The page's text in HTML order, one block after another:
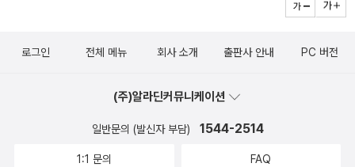
옮겨도 된다. 된장국에 새우를 넣은 이야기도 재미있다. 미역국을 고
잘 안 알려진 책을 이웃님한테 알려주는 이야기도 좋다. 우리 살림노
사진이 될 뿐 아니라, 한결같이 아름다운 꽃이다. 바라볼 줄 알면 되
고, 바라보는 눈을 다른 손길로 옮길 수 있으면 넉넉하다. ㅅㄴㄹ(숲
로그인 전체 메뉴 회사 소개 출판사 안내 PC 버전
(주)알라딘커뮤니케이션
일반문의 (발신자 부담) 1544-2514
1:1 문의 FAQ